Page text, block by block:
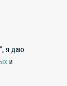
я даю
и